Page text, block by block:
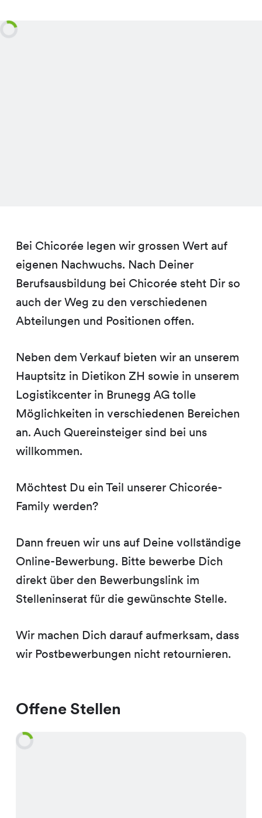
Bei Chicorée legen wir grossen Wert auf
eigenen Nachwuchs. Nach Deiner
Berufsausbildung bei Chicorée steht Dir so
auch der Weg zu den verschiedenen
Abteilungen und Positionen offen.
Neben dem Verkauf bieten wir an unserem
Hauptsitz in Dietikon ZH sowie in unserem
Logistikcenter in Brunegg AG tolle
Möglichkeiten in verschiedenen Bereichen
an. Auch Quereinsteiger sind bei uns
willkommen.
Möchtest Du ein Teil unserer Chicorée-
Family werden?
Dann freuen wir uns auf Deine vollständige
Online-Bewerbung. Bitte bewerbe Dich
direkt über den Bewerbungslink im
Stelleninserat für die gewünschte Stelle.
Wir machen Dich darauf aufmerksam, dass
wir Postbewerbungen nicht retournieren.
Offene Stellen